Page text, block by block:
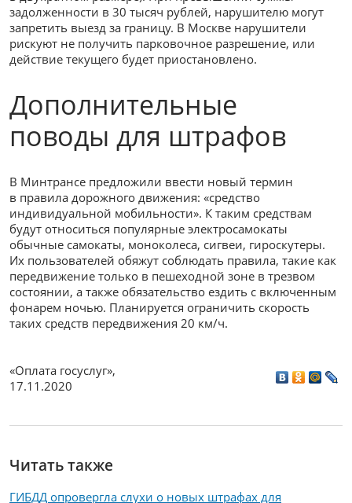
задолженности в 30 тысяч рублей, нарушителю могут
запретить выезд за границу. В Москве нарушители
рискуют не получить парковочное разрешение, или
действие текущего будет приостановлено.
Дополнительные
поводы для штрафов
В Минтрансе предложили ввести новый термин
в правила дорожного движения: «средство
индивидуальной мобильности». К таким средствам
будут относиться популярные электросамокаты
обычные самокаты, моноколеса, сигвеи, гироскутеры.
Их пользователей обяжут соблюдать правила, такие как
передвижение только в пешеходной зоне в трезвом
состоянии, а также обязательство ездить с включенным
фонарем ночью. Планируется ограничить скорость
таких средств передвижения 20 км/ч.
«Оплата госуслуг»,
17.11.2020
Читать также
ГИБДД опровергла слухи о новых штрафах для